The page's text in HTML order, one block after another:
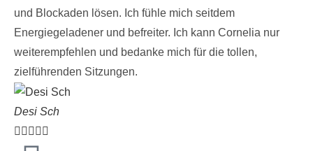
und Blockaden lösen. Ich fühle mich seitdem
Energiegeladener und befreiter. Ich kann Cornelia nur
weiterempfehlen und bedanke mich für die tollen,
zielführenden Sitzungen.
Desi Sch
    